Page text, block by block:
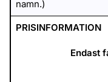
namn.)
PRISINFORMATION
Endast